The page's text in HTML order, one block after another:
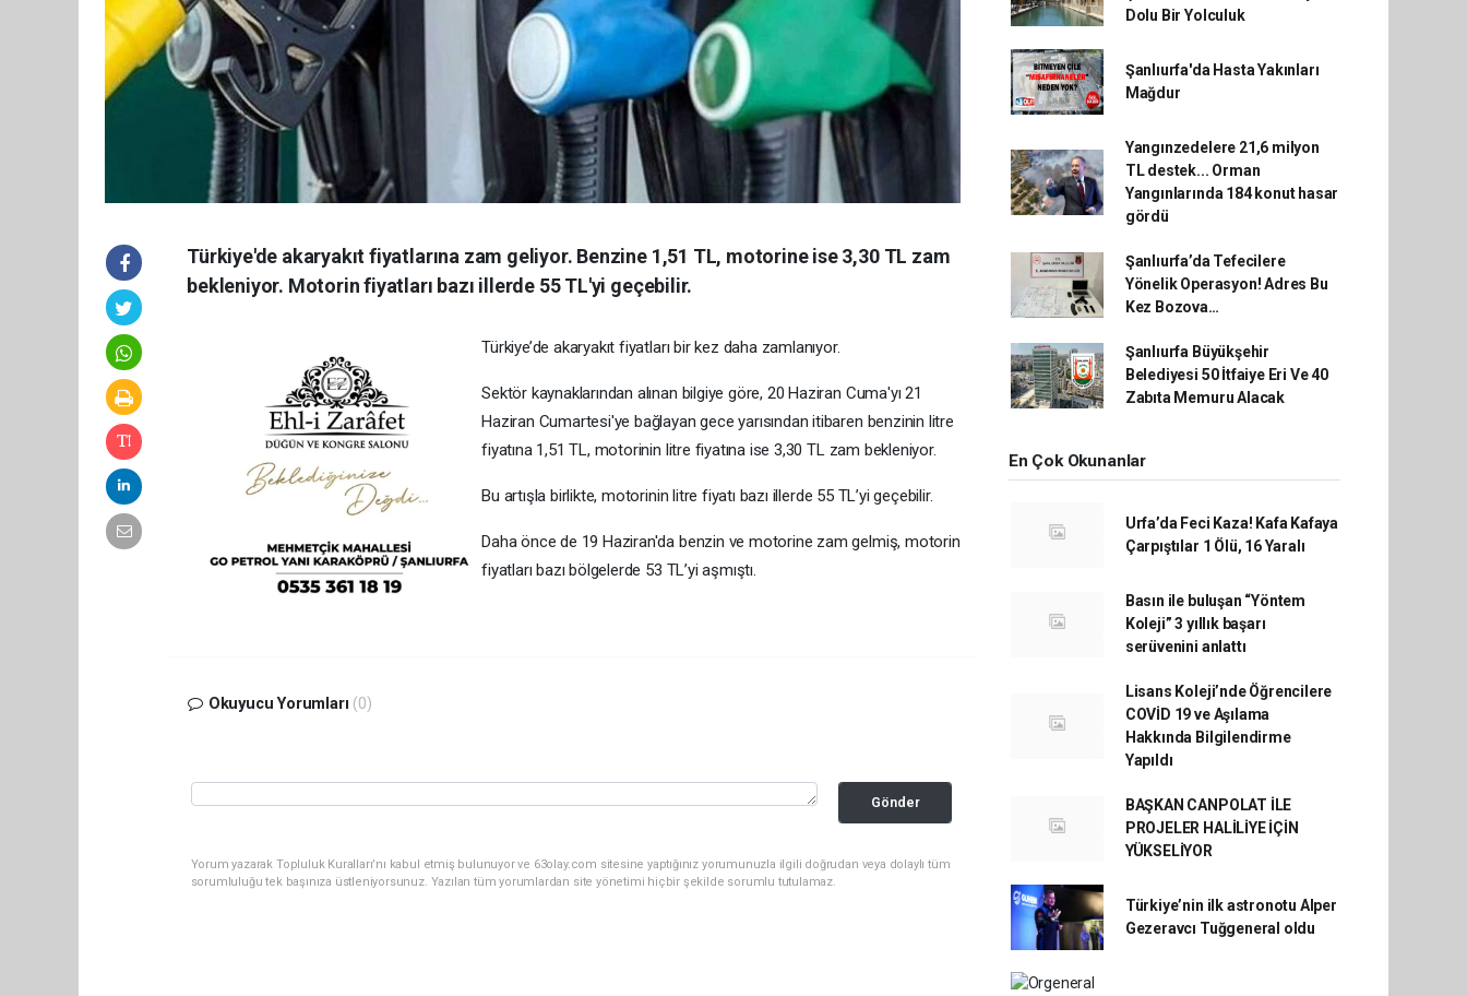
Türkiye'de akaryakıt fiyatlarına zam geliyor. Benzine 1,51 TL, motorine ise 3,30 TL zam
bekleniyor. Motorin fiyatları bazı illerde 55 TL'yi geçebilir.
Türkiye’de akaryakıt fiyatları bir kez daha zamlanıyor.
Sektör kaynaklarından alınan bilgiye göre, 20 Haziran Cuma'yı 21
Haziran Cumartesi'ye bağlayan gece yarısından itibaren benzinin litre
fiyatına 1,51 TL, motorinin litre fiyatına ise 3,30 TL zam bekleniyor.
Bu artışla birlikte, motorinin litre fiyatı bazı illerde 55 TL’yi geçebilir.
Daha önce de 19 Haziran'da benzin ve motorine zam gelmiş, motorin
fiyatları bazı bölgelerde 53 TL’yi aşmıştı.
Okuyucu Yorumları (0)
Gönder
Yorum yazarak Topluluk Kuralları’nı kabul etmiş bulunuyor ve 63olay.com sitesine yaptığınız yorumunuzla ilgili doğrudan veya dolaylı tüm
sorumluluğu tek başınıza üstleniyorsunuz. Yazılan tüm yorumlardan site yönetimi hiçbir şekilde sorumlu tutulamaz.
Dolu Bir Yolculuk
Şanlıurfa'da Hasta Yakınları
Mağdur
Yangınzedelere 21,6 milyon
TL destek... Orman
Yangınlarında 184 konut hasar
gördü
Şanlıurfa’da Tefecilere
Yönelik Operasyon! Adres Bu
Kez Bozova…
Şanlıurfa Büyükşehir
Belediyesi 50 İtfaiye Eri Ve 40
Zabıta Memuru Alacak
En Çok Okunanlar
Urfa’da Feci Kaza! Kafa Kafaya
Çarpıştılar 1 Ölü, 16 Yaralı
Basın ile buluşan “Yöntem
Koleji” 3 yıllık başarı
serüvenini anlattı
Lisans Koleji’nde Öğrencilere
COVİD 19 ve Aşılama
Hakkında Bilgilendirme
Yapıldı
BAŞKAN CANPOLAT İLE
PROJELER HALİLİYE İÇİN
YÜKSELİYOR
Türkiye’nin ilk astronotu Alper
Gezeravcı Tuğgeneral oldu